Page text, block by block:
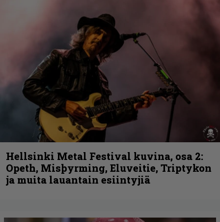
Hellsinki Metal Festival kuvina, osa 2:
Opeth, Misþyrming, Eluveitie, Triptykon
ja muita lauantain esiintyjiä